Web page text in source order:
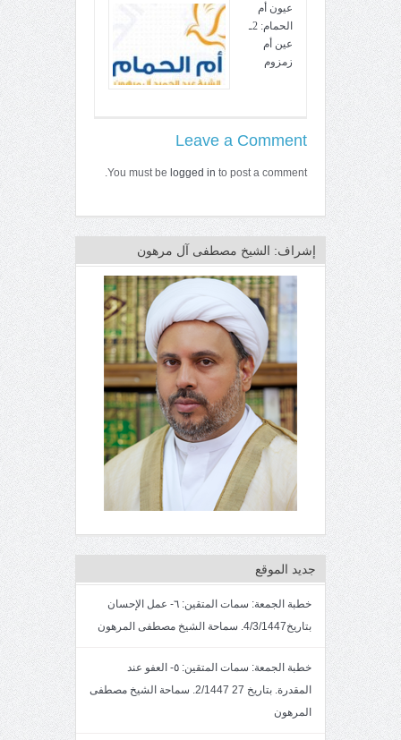
عيون أم
الحمام: 2ـ
عين أم
زمزوم
Leave a Comment
You must be logged in to post a comment.
إشراف: الشيخ مصطفى آل مرهون
جديد الموقع
خطبة الجمعة: سمات المتقين: ٦- عمل الإحسان
بتاريخ4/3/1447. سماحة الشيخ مصطفى المرهون
خطبة الجمعة: سمات المتقين: ٥- العفو عند
المقدرة. بتاريخ 27 2/1447. سماحة الشيخ مصطفى
المرهون